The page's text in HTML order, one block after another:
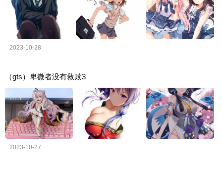
2023-10-28
（gts）卑微者没有救赎3
2023-10-27